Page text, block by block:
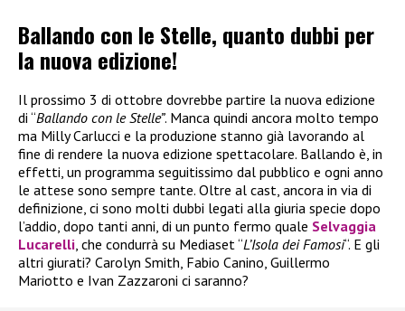
Ballando con le Stelle, quanto dubbi per
la nuova edizione!
Il prossimo 3 di ottobre dovrebbe partire la nuova edizione
di “Ballando con le Stelle”. Manca quindi ancora molto tempo
ma Milly Carlucci e la produzione stanno già lavorando al
fine di rendere la nuova edizione spettacolare. Ballando è, in
effetti, un programma seguitissimo dal pubblico e ogni anno
le attese sono sempre tante. Oltre al cast, ancora in via di
definizione, ci sono molti dubbi legati alla giuria specie dopo
l’addio, dopo tanti anni, di un punto fermo quale Selvaggia
Lucarelli, che condurrà su Mediaset “L’Isola dei Famosi“. E gli
altri giurati? Carolyn Smith, Fabio Canino, Guillermo
Mariotto e Ivan Zazzaroni ci saranno?